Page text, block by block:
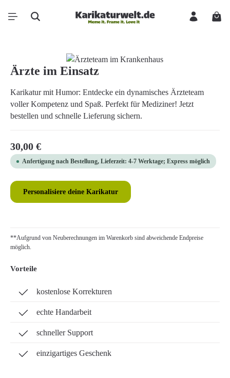
Zum Hauptinhalt springen
Bildergalerie überspringen
Ärzte im Einsatz
Karikatur mit Humor: Entdecke ein dynamisches Ärzteteam
voller Kompetenz und Spaß. Perfekt für Mediziner! Jetzt
bestellen und schnelle Lieferung sichern.
Regulärer Preis:
30,00 €
Anfertigung nach Bestellung, Lieferzeit: 4-7 Werktage; Express möglich
Personalisiere deine Karikatur
**Aufgrund von Neuberechnungen im Warenkorb sind abweichende Endpreise
möglich.
Vorteile
kostenlose Korrekturen
echte Handarbeit
schneller Support
einzigartiges Geschenk